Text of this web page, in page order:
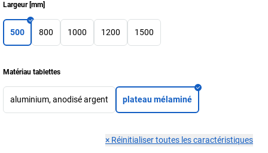
Largeur[mm]
500 800 1000 1200 1500
Matériau tablettes
aluminium, anodisé argent plateau mélaminé
× Réinitialiser toutes les caractéristiques